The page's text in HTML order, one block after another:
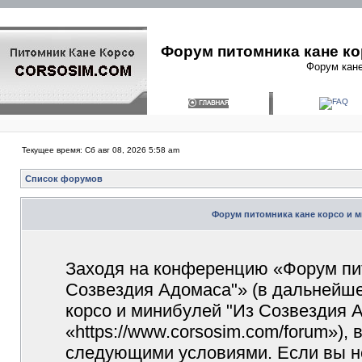
Форум питомника кане
Форум
Текущее время: Сб авг 08, 2026 5:58 am
Список форумов
Форум питомника кане корсо и
Заходя на конференцию «Форум
Созвездия Адомаса"» (в
корсо и минибулей "Из Созвездия
«https://www.corsosim.com/forum»),
следующими условиями. Если вы